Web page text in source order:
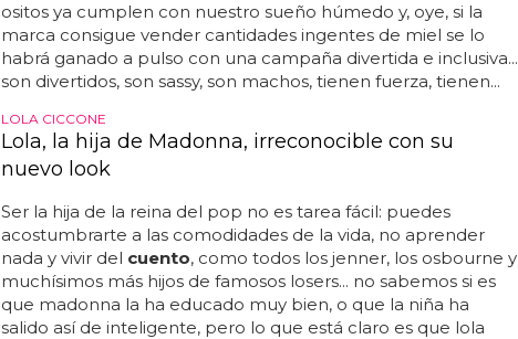
ositos ya cumplen con nuestro sueño húmedo y, oye, si la
marca consigue vender cantidades ingentes de miel se lo
habrá ganado a pulso con una campaña divertida e inclusiva...
son divertidos, son sassy, son machos, tienen fuerza, tienen...
LOLA CICCONE
Lola, la hija de Madonna, irreconocible con su
nuevo look
Ser la hija de la reina del pop no es tarea fácil: puedes
acostumbrarte a las comodidades de la vida, no aprender
nada y vivir del cuento, como todos los jenner, los osbourne y
muchísimos más hijos de famosos losers... no sabemos si es
que madonna la ha educado muy bien, o que la niña ha
salido así de inteligente, pero lo que está claro es que lola